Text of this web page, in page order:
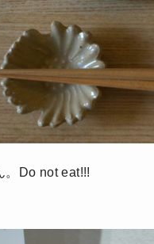
Do not eat!!!